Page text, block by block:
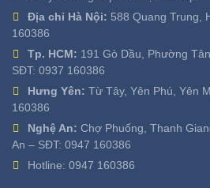
Địa chỉ Hà Nội: 588 Quang Trung,
160386
Tp. HCM: 191 Gò Dầu, Phường
SĐT: 0937 160386
Hưng Yên: Từ Tây, Yên Phú, Yên
160386
Nghệ An: Chợ Phuống, Thanh
An – SĐT: 0947 160386
Hotline: 0947 160386